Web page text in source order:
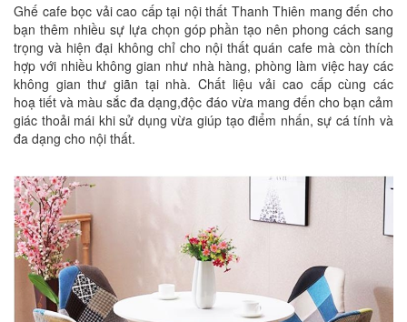
Ghế cafe bọc vải cao cấp tại nội thất Thanh Thiên mang đến cho
bạn thêm nhiều sự lựa chọn góp phần tạo nên phong cách sang
trọng và hiện đại không chỉ cho nội thất quán cafe mà còn thích
hợp với nhiều không gian như nhà hàng, phòng làm việc hay các
không gian thư giãn tại nhà. Chất liệu vải cao cấp cùng các
hoạ tiết và màu sắc đa dạng,độc đáo vừa mang đến cho bạn cảm
giác thoải mái khi sử dụng vừa giúp tạo điểm nhấn, sự cá tính và
đa dạng cho nội thất.